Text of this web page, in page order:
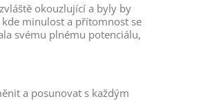
okouzlující a byly by
minulost a přítomnost se
svému plnému potenciálu,
a posunovat s každým